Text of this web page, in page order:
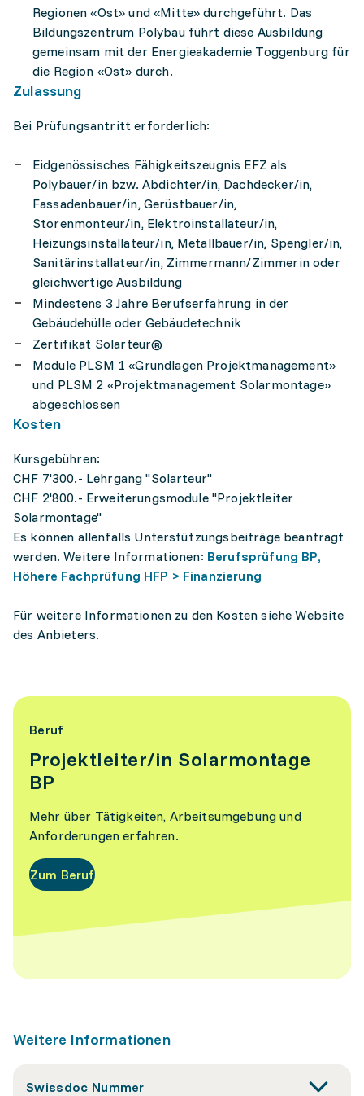
Regionen «Ost» und «Mitte» durchgeführt. Das
Bildungszentrum Polybau führt diese Ausbildung
gemeinsam mit der Energieakademie Toggenburg für
die Region «Ost» durch.
Zulassung
Bei Prüfungsantritt erforderlich:
Eidgenössisches Fähigkeitszeugnis EFZ als
Polybauer/in bzw. Abdichter/in, Dachdecker/in,
Fassadenbauer/in, Gerüstbauer/in,
Storenmonteur/in, Elektroinstallateur/in,
Heizungsinstallateur/in, Metallbauer/in, Spengler/in,
Sanitärinstallateur/in, Zimmermann/Zimmerin oder
gleichwertige Ausbildung
Mindestens 3 Jahre Berufserfahrung in der
Gebäudehülle oder Gebäudetechnik
Zertifikat Solarteur®
Module PLSM 1 «Grundlagen Projektmanagement»
und ­PLSM 2 «Projektmanagement Solarmontage»
abgeschlossen
Kosten
Kursgebühren:
CHF 7'300.- Lehrgang "Solarteur"
CHF 2'800.- Erweiterungsmodule "Projektleiter
Solarmontage"
Es können allenfalls Unterstützungsbeiträge beantragt
werden. Weitere Informationen: Berufsprüfung BP,
Höhere Fachprüfung HFP > Finanzierung
Für weitere Informationen zu den Kosten siehe Website
des Anbieters.
Beruf
Projektleiter/in Solarmontage
BP
Mehr über Tätigkeiten, Arbeitsumgebung und
Anforderungen erfahren.
Zum Beruf
Weitere Informationen
Swissdoc Nummer